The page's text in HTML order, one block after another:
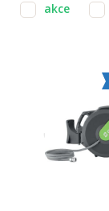
akce